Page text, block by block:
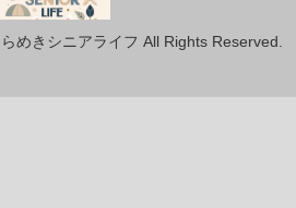
めきシニアライフ All Rights Reserved.